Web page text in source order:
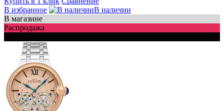
В избранное
В наличии
В магазине
Распродажа